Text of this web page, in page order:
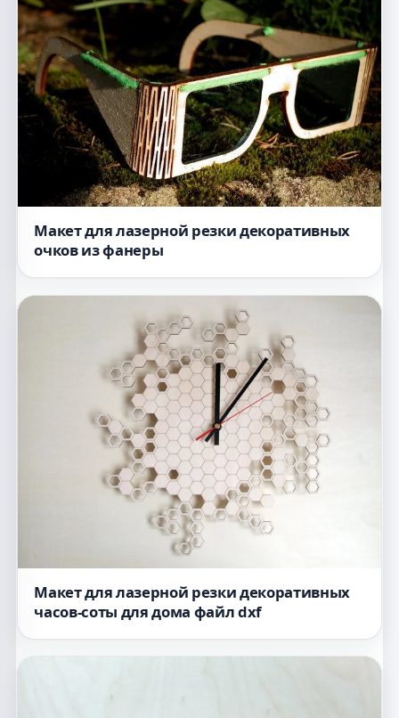
Макет для лазерной резки декоративных
очков из фанеры
Макет для лазерной резки декоративных
часов-соты для дома файл dxf